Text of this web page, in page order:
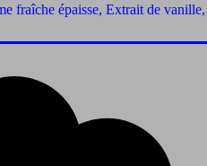
fraîche épaisse, Extrait de vanille,